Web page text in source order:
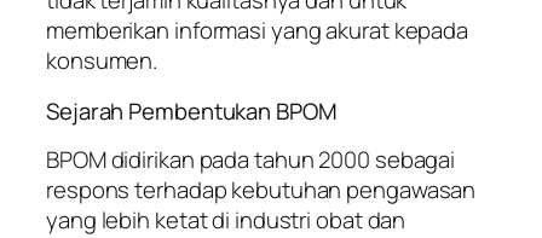
memberikan informasi yang akurat kepada
konsumen.
Sejarah Pembentukan BPOM
BPOM didirikan pada tahun 2000 sebagai
respons terhadap kebutuhan pengawasan
yang lebih ketat di industri obat dan